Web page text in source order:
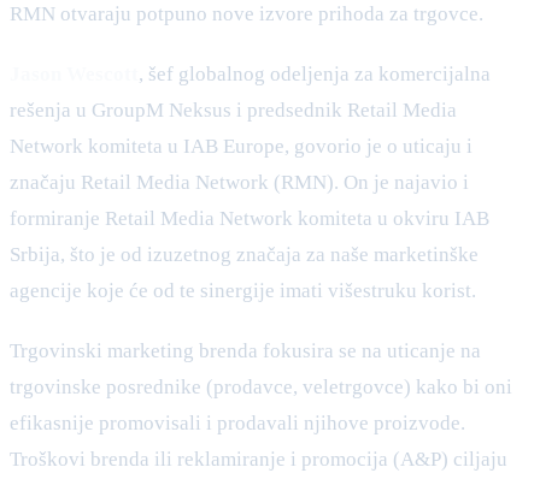
RMN otvaraju potpuno nove izvore prihoda za trgovce.
, šef globalnog odeljenja za komercijalna
rešenja u GroupM Neksus i predsednik Retail Media
Network komiteta u IAB Europe, govorio je o uticaju i
značaju Retail Media Network (RMN). On je najavio i
formiranje Retail Media Network komiteta u okviru IAB
Srbija, što je od izuzetnog značaja za naše marketinške
agencije koje će od te sinergije imati višestruku korist.
Trgovinski marketing brenda fokusira se na uticanje na
trgovinske posrednike (prodavce, veletrgovce) kako bi oni
efikasnije promovisali i prodavali njihove proizvode.
Troškovi brenda ili reklamiranje i promocija (A&P) ciljaju